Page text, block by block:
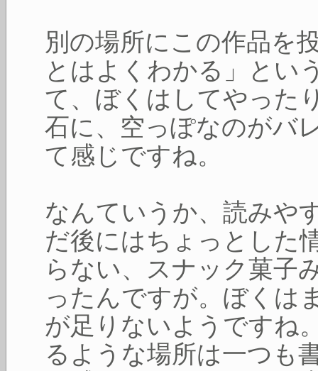
別の場所にこの作品を
とはよくわかる」とい
て、ぼくはしてやった
石に、空っぽなのがバ
て感じですね。
なんていうか、読みや
だ後にはちょっとした
らない、スナック菓子
ったんですが。ぼくは
が足りないようですね
るような場所は一つも